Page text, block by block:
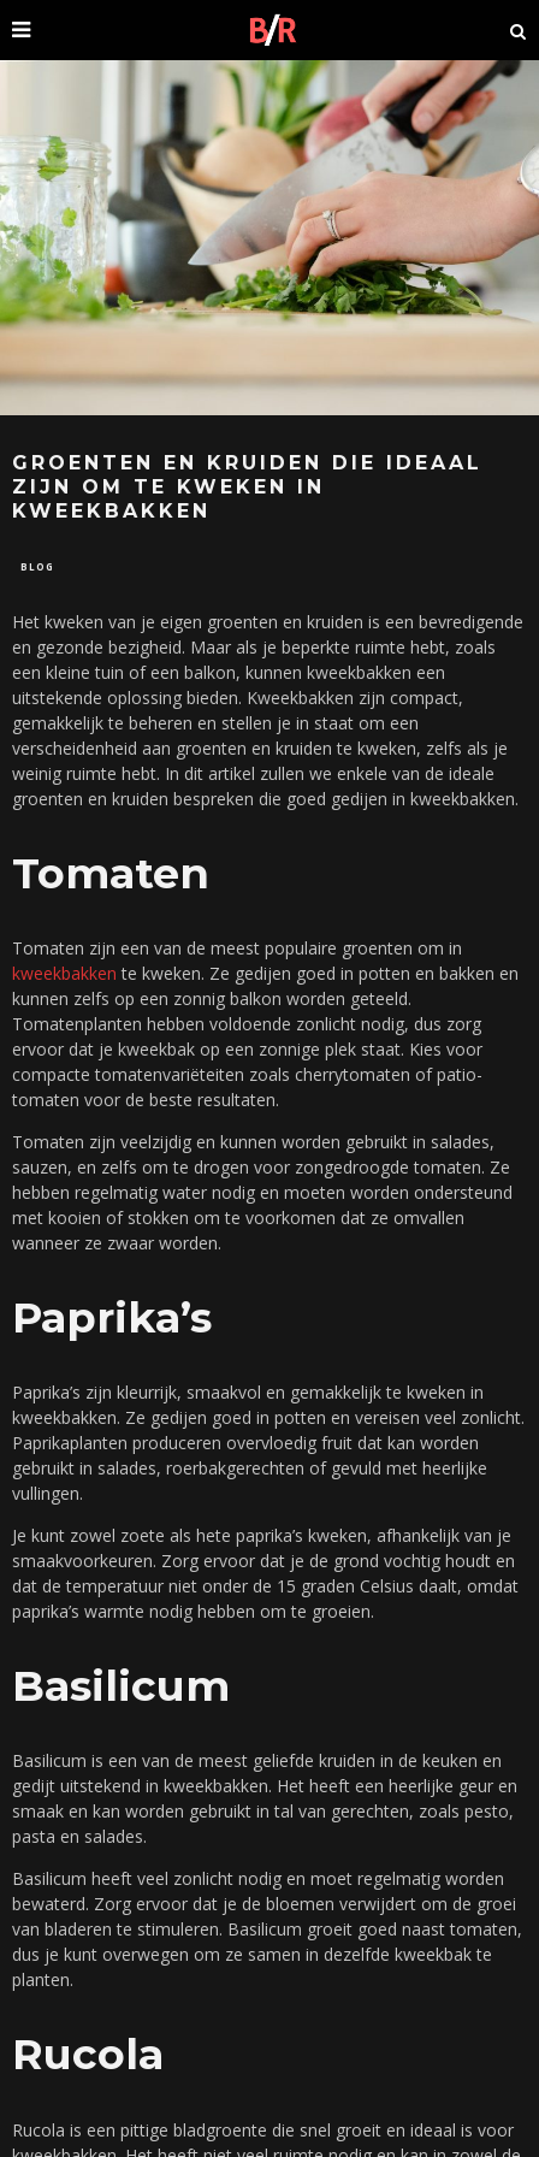
GROENTEN EN KRUIDEN DIE IDEAAL
ZIJN OM TE KWEKEN IN
KWEEKBAKKEN
BLOG
Het kweken van je eigen groenten en kruiden is een bevredigende
en gezonde bezigheid. Maar als je beperkte ruimte hebt, zoals
een kleine tuin of een balkon, kunnen kweekbakken een
uitstekende oplossing bieden. Kweekbakken zijn compact,
gemakkelijk te beheren en stellen je in staat om een
verscheidenheid aan groenten en kruiden te kweken, zelfs als je
weinig ruimte hebt. In dit artikel zullen we enkele van de ideale
groenten en kruiden bespreken die goed gedijen in kweekbakken.
Tomaten
Tomaten zijn een van de meest populaire groenten om in
kweekbakken te kweken. Ze gedijen goed in potten en bakken en
kunnen zelfs op een zonnig balkon worden geteeld.
Tomatenplanten hebben voldoende zonlicht nodig, dus zorg
ervoor dat je kweekbak op een zonnige plek staat. Kies voor
compacte tomatenvariëteiten zoals cherrytomaten of patio-
tomaten voor de beste resultaten.
Tomaten zijn veelzijdig en kunnen worden gebruikt in salades,
sauzen, en zelfs om te drogen voor zongedroogde tomaten. Ze
hebben regelmatig water nodig en moeten worden ondersteund
met kooien of stokken om te voorkomen dat ze omvallen
wanneer ze zwaar worden.
Paprika’s
Paprika’s zijn kleurrijk, smaakvol en gemakkelijk te kweken in
kweekbakken. Ze gedijen goed in potten en vereisen veel zonlicht.
Paprikaplanten produceren overvloedig fruit dat kan worden
gebruikt in salades, roerbakgerechten of gevuld met heerlijke
vullingen.
Je kunt zowel zoete als hete paprika’s kweken, afhankelijk van je
smaakvoorkeuren. Zorg ervoor dat je de grond vochtig houdt en
dat de temperatuur niet onder de 15 graden Celsius daalt, omdat
paprika’s warmte nodig hebben om te groeien.
Basilicum
Basilicum is een van de meest geliefde kruiden in de keuken en
gedijt uitstekend in kweekbakken. Het heeft een heerlijke geur en
smaak en kan worden gebruikt in tal van gerechten, zoals pesto,
pasta en salades.
Basilicum heeft veel zonlicht nodig en moet regelmatig worden
bewaterd. Zorg ervoor dat je de bloemen verwijdert om de groei
van bladeren te stimuleren. Basilicum groeit goed naast tomaten,
dus je kunt overwegen om ze samen in dezelfde kweekbak te
planten.
Rucola
Rucola is een pittige bladgroente die snel groeit en ideaal is voor